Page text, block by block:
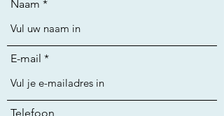
Naam
E-mail
Telefoon